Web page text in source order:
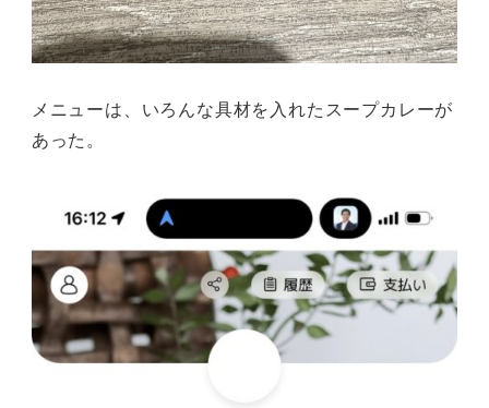
メニューは、いろんな具材を入れたスープカレーが
あった。